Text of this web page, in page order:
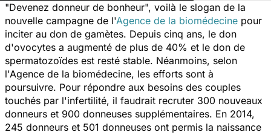
"Devenez donneur de bonheur", voilà le slogan de la
nouvelle campagne de l'Agence de la biomédecine pour
inciter au don de gamètes. Depuis cinq ans, le don
d'ovocytes a augmenté de plus de 40% et le don de
spermatozoïdes est resté stable. Néanmoins, selon
l'Agence de la biomédecine, les efforts sont à
poursuivre. Pour répondre aux besoins des couples
touchés par l'infertilité, il faudrait recruter 300 nouveaux
donneurs et 900 donneuses supplémentaires. En 2014,
245 donneurs et 501 donneuses ont permis la naissance